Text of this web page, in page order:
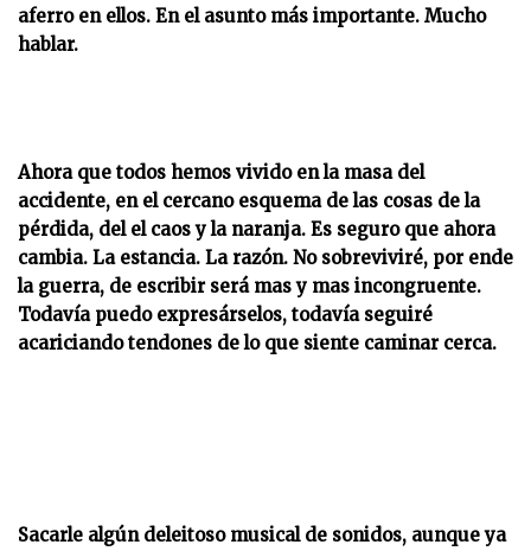
aferro en ellos. En el asunto más importante. Mucho
hablar.
Ahora que todos hemos vivido en la masa del
accidente, en el cercano esquema de las cosas de la
pérdida, del el caos y la naranja. Es seguro que ahora
cambia. La estancia. La razón. No sobreviviré, por ende
la guerra, de escribir será mas y mas incongruente.
Todavía puedo expresárselos, todavía seguiré
acariciando tendones de lo que siente caminar cerca.
Sacarle algún deleitoso musical de sonidos, aunque ya